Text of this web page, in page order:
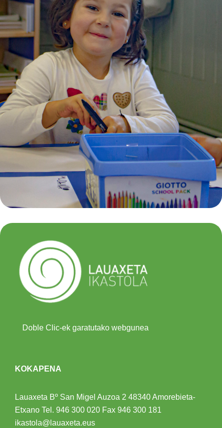
Doble Clic-ek garatutako webgunea
KOKAPENA
Lauaxeta Bº San Migel Auzoa 2 48340 Amorebieta-
Etxano Tel. 946 300 020 Fax 946 300 181
ikastola@lauaxeta.eus